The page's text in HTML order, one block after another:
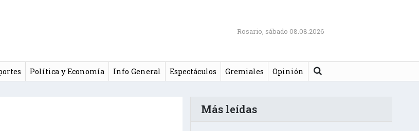
Rosario, sábado 08.08.2026
Política y Economía Info General Espectáculos Gremiales Opinión Buscar
Más leídas